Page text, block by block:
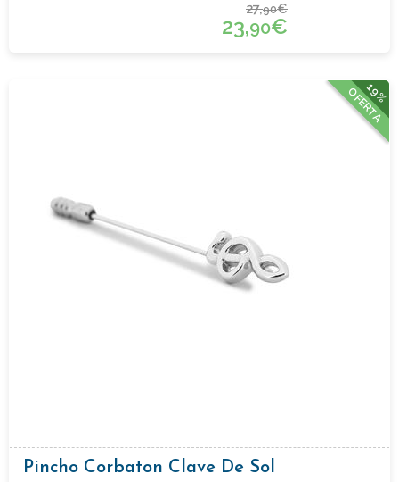
27,90€
23,90€
19%
OFERTA
Pincho Corbaton Clave De Sol